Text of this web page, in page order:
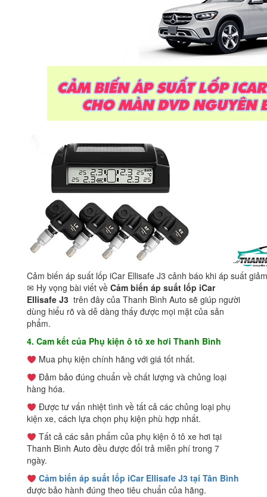
Cảm biến áp suất lốp iCar Ellisafe J3 cảnh báo khi áp suất
✉ Hy vọng bài viết về Cảm biến áp suất lốp iCar
Ellisafe J3 trên đây của Thanh Bình Auto sẽ giúp người
dùng hiểu rõ và dễ dàng thấy được mọi mặt của sản
phẩm.
4. Cam kết của Phụ kiện ô tô xe hơi Thanh Bình
Mua phụ kiện chính hãng với giá tốt nhất.
Đảm bảo đúng chuẩn về chất lượng và chủng loại
hàng hóa.
Được tư vấn nhiệt tình về tất cả các chủng loại phụ
kiện xe, cách lựa chọn phụ kiện phù hợp nhất.
Tất cả các sản phẩm của phụ kiện ô tô xe hơi tại
Thanh Bình Auto đều được đổi trả miễn phí trong 7
ngày.
Cảm biến áp suất lốp iCar Ellisafe J3 tại Tân Bình
được bảo hành đúng theo tiêu chuẩn của hãng.